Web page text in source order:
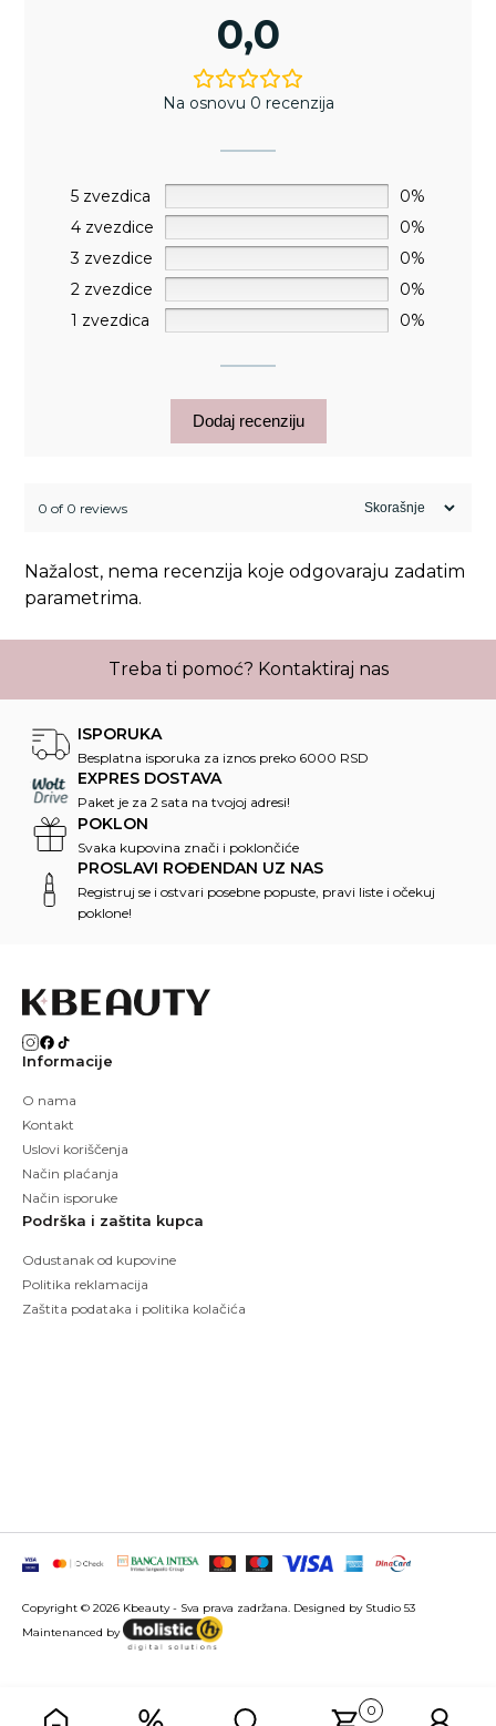
0,0
Na osnovu 0 recenzija
5 zvezdica
0%
4 zvezdice
0%
3 zvezdice
0%
2 zvezdice
0%
1 zvezdica
0%
Dodaj recenziju
0 of 0 reviews
Nažalost, nema recenzija koje odgovaraju zadatim
parametrima.
0
Treba ti pomoć? Kontaktiraj nas
ISPORUKA
Besplatna isporuka za iznos preko 6000 RSD
EXPRES DOSTAVA
Paket je za 2 sata na tvojoj adresi!
POKLON
Svaka kupovina znači i poklončiće
PROSLAVI ROĐENDAN UZ NAS
Registruj se i ostvari posebne popuste, pravi liste i očekuj
poklone!
Informacije
O nama
Kontakt
Uslovi koriščenja
Način plaćanja
Način isporuke
Podrška i zaštita kupca
Odustanak od kupovine
Politika reklamacija
Zaštita podataka i politika kolačića
Copyright © 2026 Kbeauty - Sva prava zadržana. Designed by Studio 53
Maintenanced by